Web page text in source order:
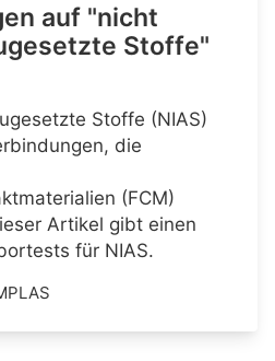
auf "nicht
Stoffe"
Stoffe (NIAS)
die
(FCM)
Artikel gibt einen
für NIAS.